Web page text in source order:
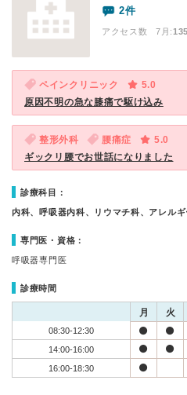
2件
アクセス数 7月:135
ペインクリニック
5.0
原因不明の急な膝痛で駆け込み
整形外科 腰痛症
5.0
ギックリ腰でお世話になりました
診療科目：
内科、呼吸器内科、リウマチ科、アレル
専門医・資格：
呼吸器専門医
診療時間
月 火
08:30-12:30
14:00-16:00
16:00-18:30